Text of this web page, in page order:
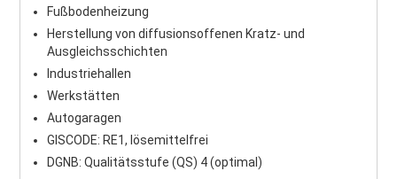
Fußbodenheizung
Herstellung von diffusionsoffenen Kratz- und
Ausgleichsschichten
Industriehallen
Werkstätten
Autogaragen
GISCODE: RE1, lösemittelfrei
DGNB: Qualitätsstufe (QS) 4 (optimal)